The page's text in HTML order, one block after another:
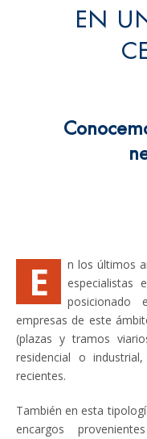
EN
E
n los últimos
especialistas
posicionado
empresas de este
(plazas y tramos
residencial o
recientes.
También en esta
encargos